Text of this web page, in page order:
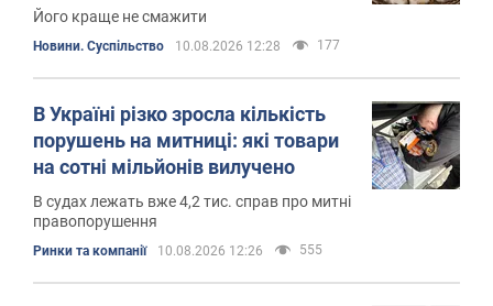
Його краще не смажити
Новини. Суспільство 10.08.2026 12:28 177
В Україні різко зросла кількість
порушень на митниці: які товари
на сотні мільйонів вилучено
В судах лежать вже 4,2 тис. справ про митні
правопорушення
Ринки та компанії 10.08.2026 12:26 555